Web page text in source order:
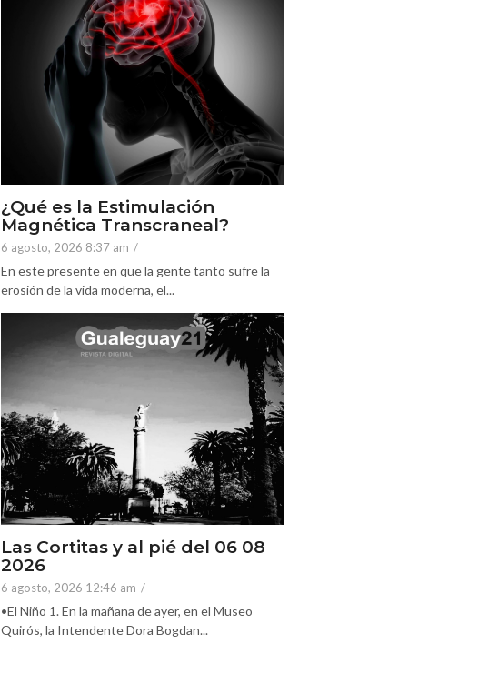
¿Qué es la Estimulación
Magnética Transcraneal?
6 agosto, 2026 8:37 am /
En este presente en que la gente tanto sufre la
erosión de la vida moderna, el...
Las Cortitas y al pié del 06 08
2026
6 agosto, 2026 12:46 am /
•El Niño 1. En la mañana de ayer, en el Museo
Quirós, la Intendente Dora Bogdan...